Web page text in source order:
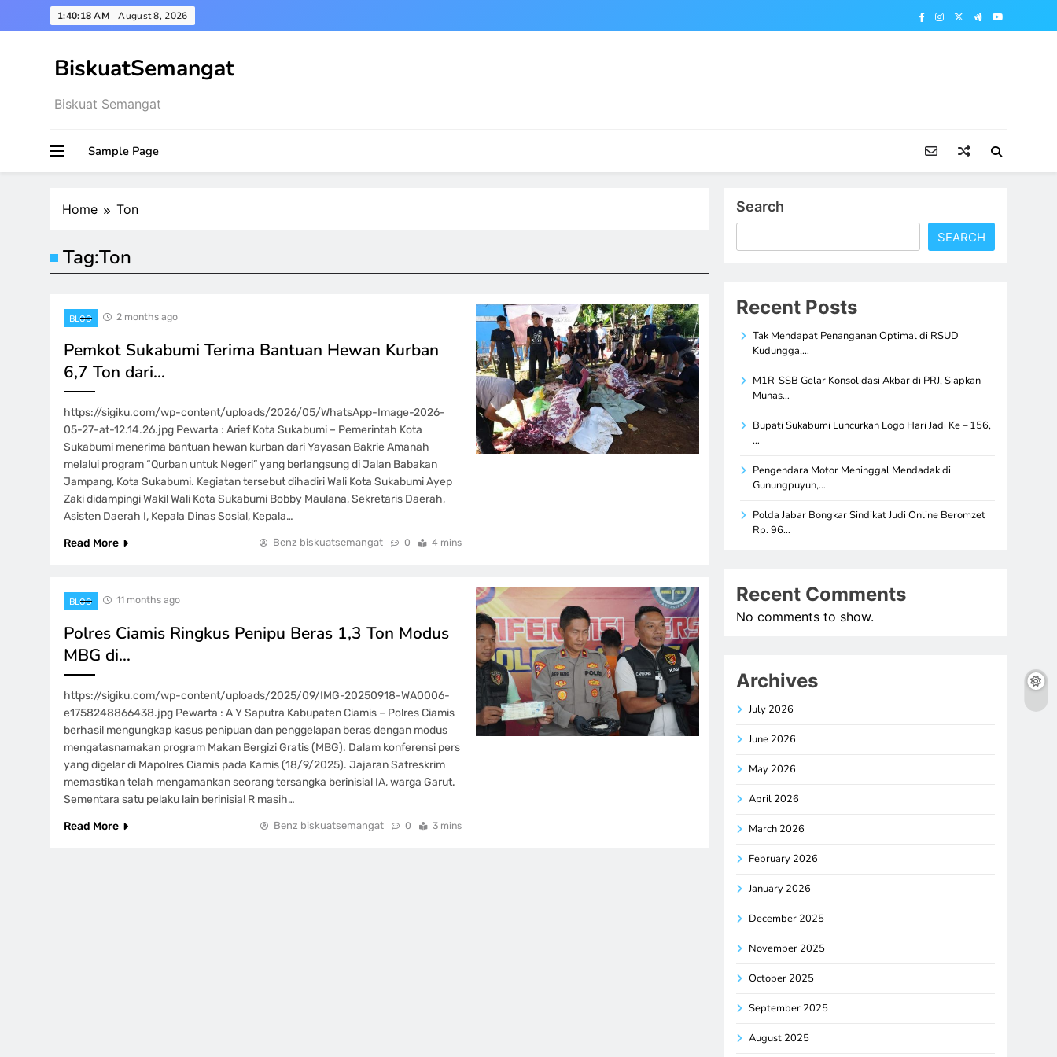
to
1:40:19 AM August 8, 2026
BiskuatSemangat
Biskuat Semangat
Sample Page
Home Ton
Tag:Ton
BLOG 2 months ago
Pemkot Sukabumi Terima Bantuan Hewan Kurban
6,7 Ton dari…
https://sigiku.com/wp-content/uploads/2026/05/WhatsApp-Image-2026-
05-27-at-12.14.26.jpg Pewarta : Arief Kota Sukabumi – Pemerintah Kota
Sukabumi menerima bantuan hewan kurban dari Yayasan Bakrie Amanah
melalui program “Qurban untuk Negeri” yang berlangsung di Jalan Babakan
Jampang, Kota Sukabumi. Kegiatan tersebut dihadiri Wali Kota Sukabumi Ayep
Zaki didampingi Wakil Wali Kota Sukabumi Bobby Maulana, Sekretaris Daerah,
Asisten Daerah I, Kepala Dinas Sosial, Kepala…
Read More
Benz biskuatsemangat 0 4 mins
BLOG 11 months ago
Polres Ciamis Ringkus Penipu Beras 1,3 Ton Modus
MBG di…
https://sigiku.com/wp-content/uploads/2025/09/IMG-20250918-WA0006-
e1758248866438.jpg Pewarta : A Y Saputra Kabupaten Ciamis – Polres Ciamis
berhasil mengungkap kasus penipuan dan penggelapan beras dengan modus
mengatasnamakan program Makan Bergizi Gratis (MBG). Dalam konferensi pers
yang digelar di Mapolres Ciamis pada Kamis (18/9/2025). Jajaran Satreskrim
memastikan telah mengamankan seorang tersangka berinisial IA, warga Garut.
Sementara satu pelaku lain berinisial R masih…
Read More
Benz biskuatsemangat 0 3 mins
Search
SEARCH
Recent Posts
Tak Mendapat Penanganan Optimal di RSUD
Kudungga,…
M1R-SSB Gelar Konsolidasi Akbar di PRJ, Siapkan
Munas…
Bupati Sukabumi Luncurkan Logo Hari Jadi Ke – 156,
…
Pengendara Motor Meninggal Mendadak di
Gunungpuyuh,…
Polda Jabar Bongkar Sindikat Judi Online Beromzet
Rp. 96…
Recent Comments
No comments to show.
Archives
July 2026
June 2026
May 2026
April 2026
March 2026
February 2026
January 2026
December 2025
November 2025
October 2025
September 2025
August 2025